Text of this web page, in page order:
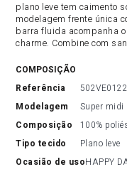
plano leve tem caimento
modelagem frente única
barra fluida acompanha
charme. Combine com
COMPOSIÇÃO
referência
modelagem
Super midi
composição
100%
tipo tecido
Plano leve
ocasião de usoHAPPY